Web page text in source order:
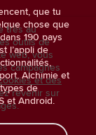
que tu
chose que
190 pays
l’appli de
Alchimie et
de
et Android.
très au
outils de
web, vous
campagnes
et des
revenir sur